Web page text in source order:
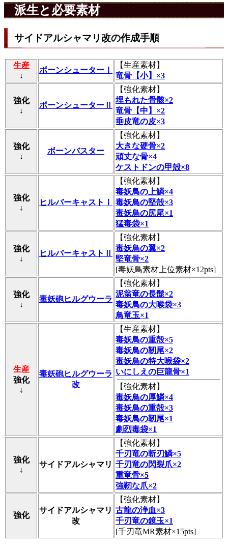
派生と必要素材
サイドアルシャマリ改の作成手順
生産
↓
ボーンシューターⅠ
【生産素材】
竜骨【小】×3
強化
↓
ボーンシューターⅡ
【強化素材】
埋もれた骨骸×2
竜骨【中】×2
垂皮竜の皮×3
強化
↓
ボーンバスター
【強化素材】
大きな硬骨×2
頑丈な骨×4
ケストドンの甲殻×8
強化
↓
ヒルバーキャストⅠ
【強化素材】
毒妖鳥の上鱗×4
毒妖鳥の堅殻×3
毒妖鳥の尻尾×1
猛毒袋×1
強化
↓
ヒルバーキャストⅡ
【強化素材】
毒妖鳥の翼×2
堅竜骨×2
[毒妖鳥素材上位素材×12pts]
強化
↓
毒妖砲ヒルグウーラ
【強化素材】
泥翁竜の長髭×2
毒妖鳥の大喉袋×3
鳥竜玉×1
生産
強化
↓
毒妖砲ヒルグウーラ
改
【生産素材】
毒妖鳥の重殻×5
毒妖鳥の靭尾×2
毒妖鳥の特大喉袋×2
いにしえの巨龍骨×1
【強化素材】
毒妖鳥の厚鱗×4
毒妖鳥の重殻×3
毒妖鳥の靭尾×1
劇烈毒袋×1
強化
↓
サイドアルシャマリ
【強化素材】
千刃竜の斬刃鱗×5
千刃竜の閃裂爪×2
重竜骨×5
強靭な爪×2
強化
サイドアルシャマリ
改
【強化素材】
古龍の浄血×3
千刃竜の鏡玉×1
[千刃竜MR素材×15pts]